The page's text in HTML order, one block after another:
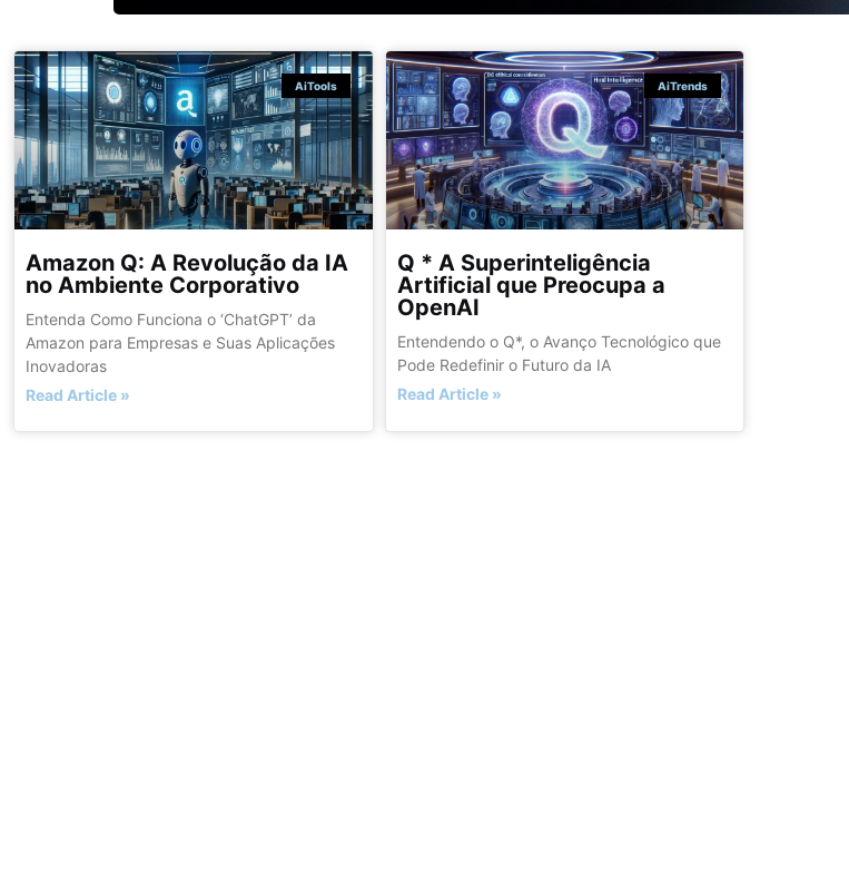
AiTools
Amazon Q: A Revolução da IA
no Ambiente Corporativo
Entenda Como Funciona o ‘ChatGPT’ da
Amazon para Empresas e Suas Aplicações
Inovadoras
Read Article »
AiTrends
Q * A Superinteligência
Artificial que Preocupa a
OpenAI
Entendendo o Q*, o Avanço Tecnológico que
Pode Redefinir o Futuro da IA
Read Article »